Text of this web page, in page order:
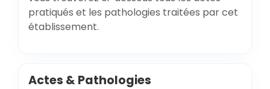
pratiqués et les pathologies traitées par cet
établissement.
Actes & Pathologies